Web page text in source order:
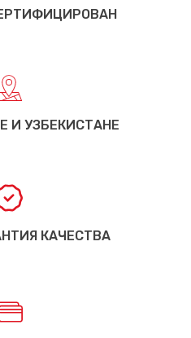
И УЗБЕКИСТАНЕ
КАЧЕСТВА